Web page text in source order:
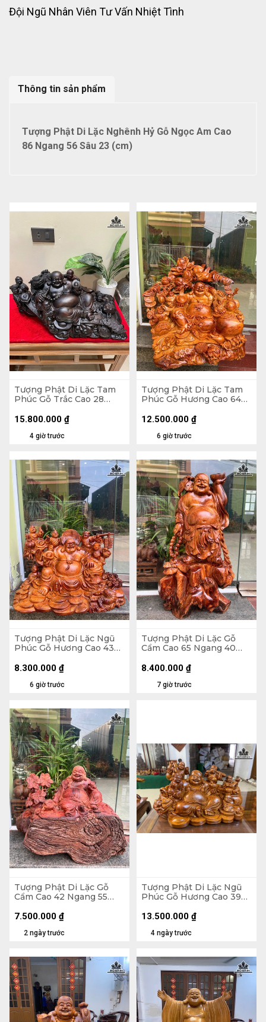
Đội Ngũ Nhân Viên Tư Vấn Nhiệt Tình
Thông tin sản phẩm
Tượng Phật Di Lặc Nghênh Hỷ Gỗ Ngọc Am Cao
86 Ngang 56 Sâu 23 (cm)
Tượng Phật Di Lặc Tam
Phúc Gỗ Trắc Cao 28
4 giờ trước
15.800.000 ₫
Tượng Phật Di Lặc Tam
Phúc Gỗ Hương Cao 64
6 giờ trước
12.500.000 ₫
Tượng Phật Di Lặc Ngũ
Phúc Gỗ Hương Cao 43
6 giờ trước
8.300.000 ₫
Tượng Phật Di Lặc Gỗ
Cẩm Cao 65 Ngang 40
7 giờ trước
8.400.000 ₫
Tượng Phật Di Lặc Gỗ
Cẩm Cao 42 Ngang 55
2 ngày trước
7.500.000 ₫
Tượng Phật Di Lặc Ngũ
Phúc Gỗ Hương Cao 39
4 ngày trước
13.500.000 ₫